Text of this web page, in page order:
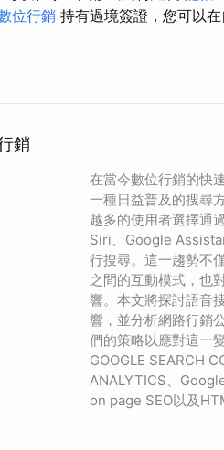
位行銷 持有過境簽證，您可以
銷
在當今數位行銷的快
一種日益普及的搜尋
越多的使用者選擇通
Siri、Google
行搜尋。這一趨勢不
之間的互動模式，也
響。本文將探討語音
響，並分析網路行銷
們的策略以應對這一
GOOGLE SEARCH
ANALYTICS、
on page SEO以及